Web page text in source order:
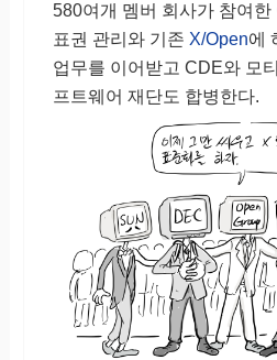
580여개 멤버 회사가 참여
표권 관리와 기존 X/Open에
업무를 이어받고 CDE와 모
프트웨어 재단도 합병한다.